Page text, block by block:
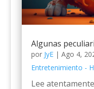
Algunas
por JyE| Ago 4,
Entretenimiento -
Lee